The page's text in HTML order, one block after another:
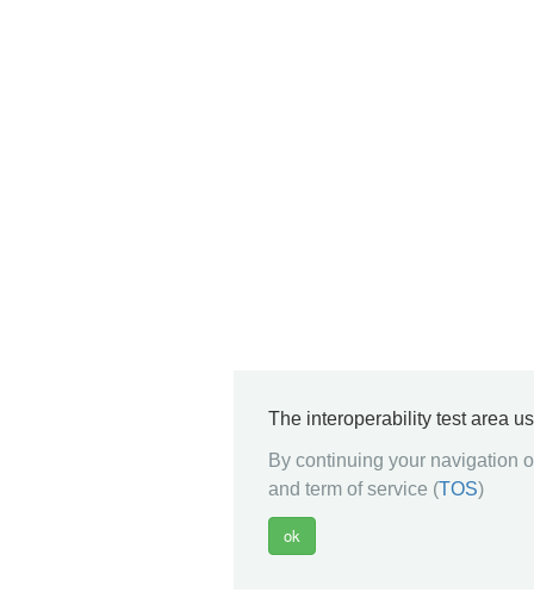
The interoperability test area
By continuing your navigation
and term of service (TOS)